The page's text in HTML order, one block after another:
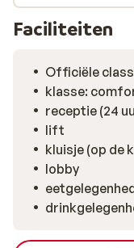
Faciliteiten
Officiële
klasse:
receptie (24
lift
kluisje (op de
lobby